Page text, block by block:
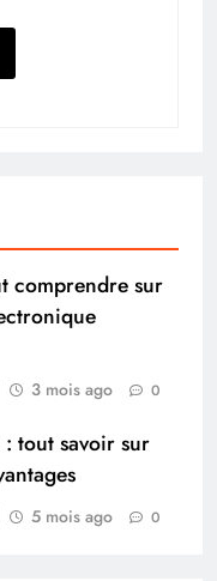
comprendre sur
3 mois ago 0
tout savoir sur
5 mois ago 0